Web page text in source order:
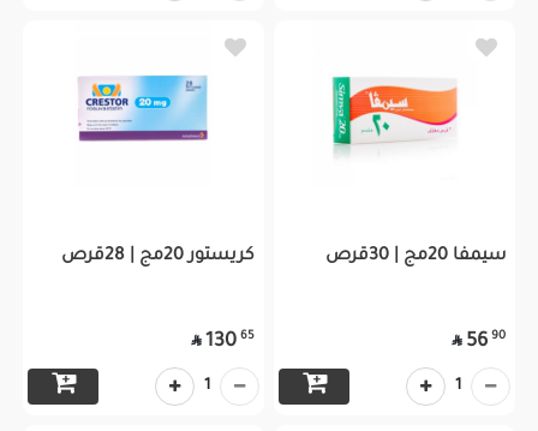
سيمفا 20مج | 30قرص
90
56

1
كريستور 20مج | 28قرص
65
130

1